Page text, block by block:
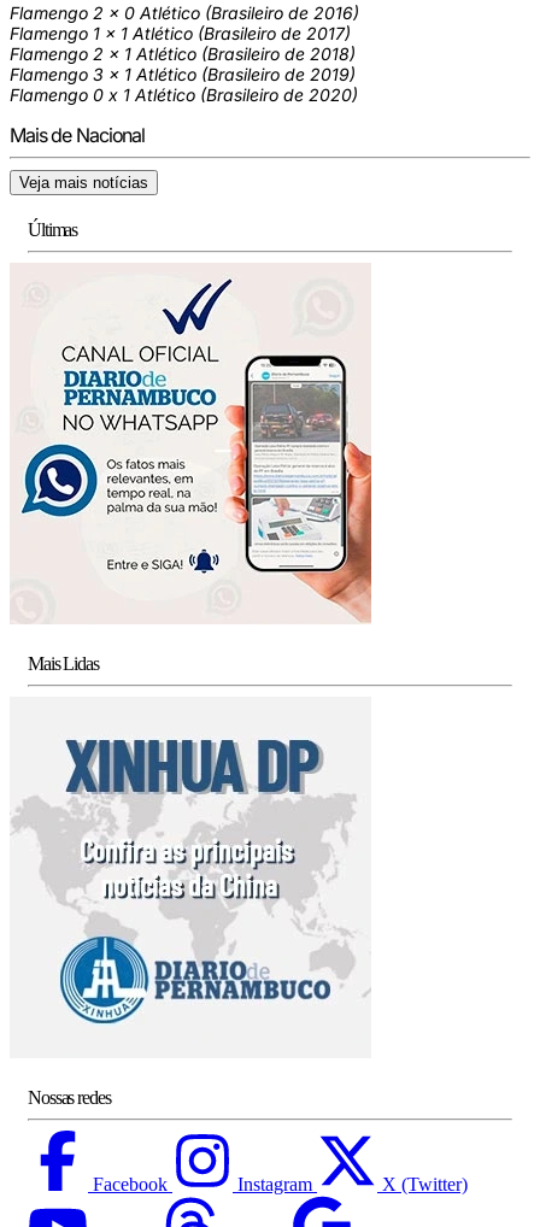
Flamengo 2 x 0 Atlético (Brasileiro de 2016)
Flamengo 1 x 1 Atlético (Brasileiro de 2017)
Flamengo 2 x 1 Atlético (Brasileiro de 2018)
Flamengo 3 x 1 Atlético (Brasileiro de 2019)
Flamengo 0 x 1 Atlético (Brasileiro de 2020)
Mais de Nacional
Veja mais notícias
Últimas
Mais Lidas
Nossas redes
Facebook Instagram X (Twitter)